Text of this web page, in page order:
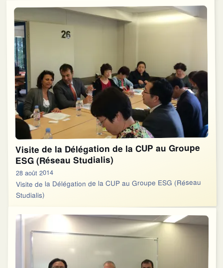
Visite de la Délégation de la CUP au Groupe
ESG (Réseau Studialis)
28 août 2014
Visite de la Délégation de la CUP au Groupe ESG (Réseau
Studialis)